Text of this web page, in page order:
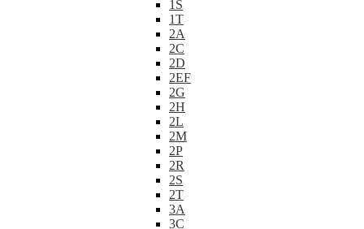
1S
1T
2A
2C
2D
2EF
2G
2H
2L
2M
2P
2R
2S
2T
3A
3C